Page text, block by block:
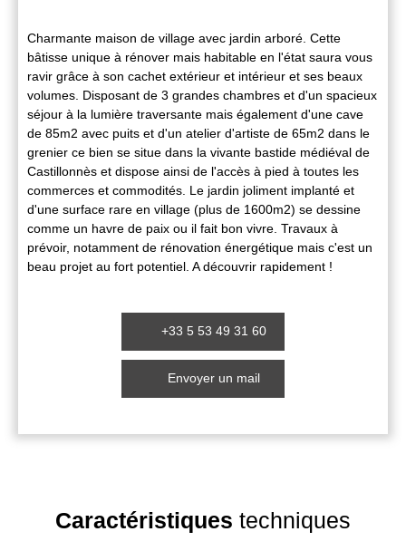
Charmante maison de village avec jardin arboré. Cette
bâtisse unique à rénover mais habitable en l'état saura vous
ravir grâce à son cachet extérieur et intérieur et ses beaux
volumes. Disposant de 3 grandes chambres et d'un spacieux
séjour à la lumière traversante mais également d'une cave
de 85m2 avec puits et d'un atelier d'artiste de 65m2 dans le
grenier ce bien se situe dans la vivante bastide médiéval de
Castillonnès et dispose ainsi de l'accès à pied à toutes les
commerces et commodités. Le jardin joliment implanté et
d'une surface rare en village (plus de 1600m2) se dessine
comme un havre de paix ou il fait bon vivre. Travaux à
prévoir, notamment de rénovation énergétique mais c'est un
beau projet au fort potentiel. A découvrir rapidement !
+33 5 53 49 31 60
Envoyer un mail
Caractéristiques techniques